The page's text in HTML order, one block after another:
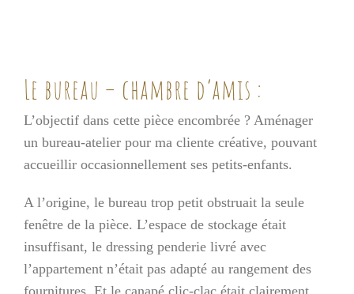
Le bureau – chambre d’amis :
L’objectif dans cette pièce encombrée ? Aménager
un bureau-atelier pour ma cliente créative, pouvant
accueillir occasionnellement ses petits-enfants.
A l’origine, le bureau trop petit obstruait la seule
fenêtre de la pièce. L’espace de stockage était
insuffisant, le dressing penderie livré avec
l’appartement n’était pas adapté au rangement des